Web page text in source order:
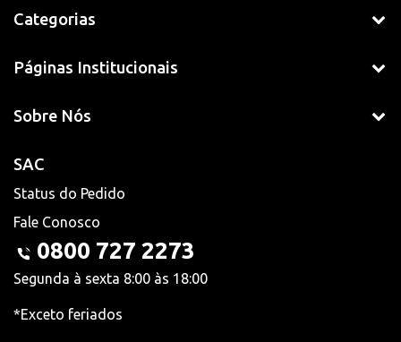
Categorias
Páginas Institucionais
Sobre Nós
SAC
Status do Pedido
Fale Conosco
0800 727 2273
Segunda à sexta 8:00 às 18:00
*Exceto feriados